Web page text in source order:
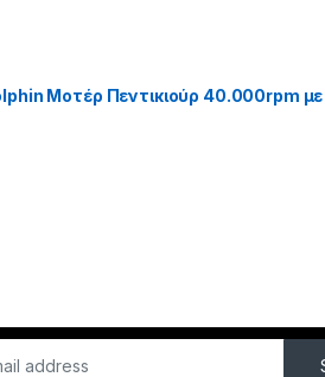
Μοτέρ Πεντικιούρ 40.000rpm